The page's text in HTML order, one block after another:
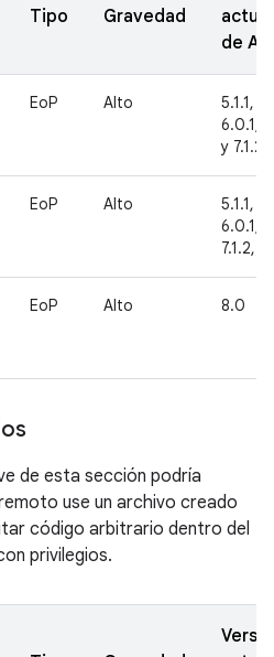
Tipo Gravedad
de
EoP Alto
5.1.1,
6.0.1,
y 7.1.2
EoP Alto
5.1.1,
6.0.1,
7.1.2,
EoP Alto 8.0
de esta sección podría
use un archivo creado
código arbitrario dentro del
privilegios.